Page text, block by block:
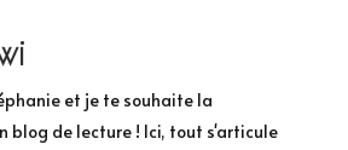
et je te souhaite la
blog de lecture ! Ici, tout s'articule